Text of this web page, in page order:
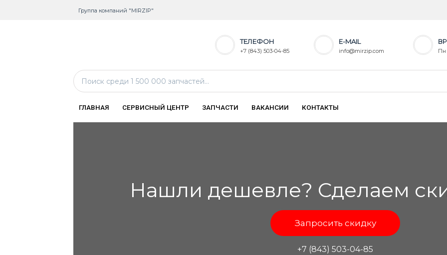
Группа компаний "MIRZIP"
ТЕЛЕФОН
+7 (843) 503-04-85
E-MAIL
info@mirzip.com Пн
ГЛАВНАЯ СЕРВИСНЫЙ ЦЕНТР ЗАПЧАСТИ ВАКАНСИИ КОНТАКТЫ
Нашли дешевле? Сделаем
Запросить скидку
+7 (843) 503-04-85